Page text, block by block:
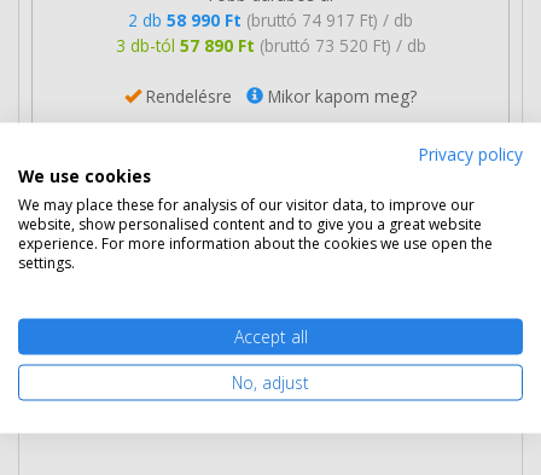
2 db 58 990 Ft (bruttó 74 917 Ft) / db
3 db-tól 57 890 Ft (bruttó 73 520 Ft) / db
Rendelésre Mikor kapom meg?
Eredeti OKI 44064011 ciánkék dob
Privacy policy
We use cookies
We may place these for analysis of our visitor data, to improve our
website, show personalised content and to give you a great website
experience. For more information about the cookies we use open the
settings.
Accept all
No, adjust